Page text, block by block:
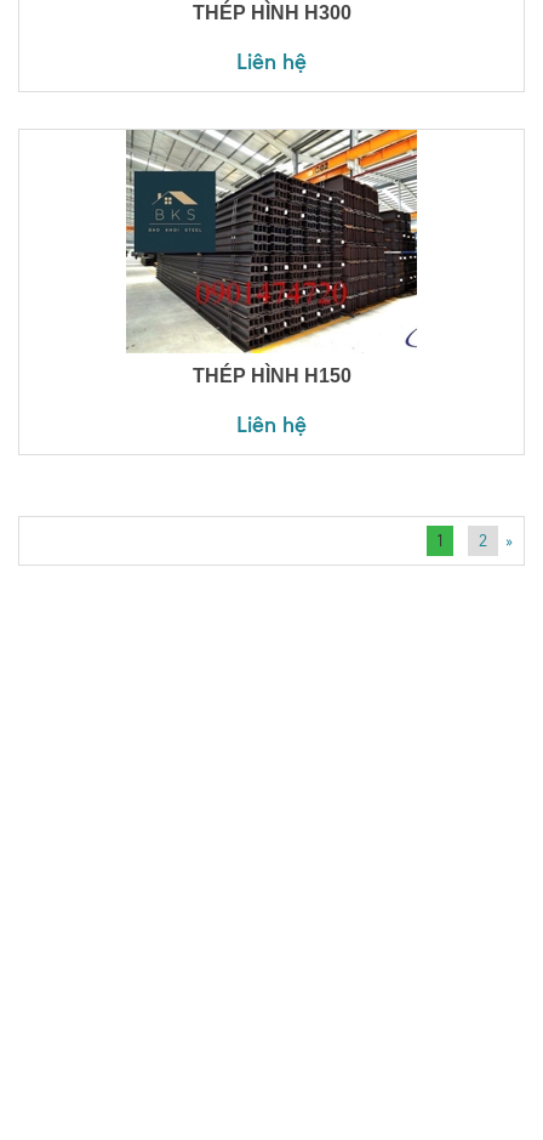
THÉP HÌNH H300
Liên hệ
THÉP HÌNH H150
Liên hệ
1 2 »